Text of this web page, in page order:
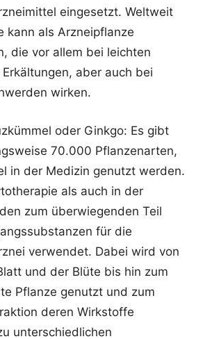
eingesetzt. Weltweit
kann als Arzneipflanze
die vor allem bei leichten
aber auch bei
wirken.
oder Ginkgo: Es gibt
70.000 Pflanzenarten,
in der Medizin genutzt werden.
als auch in der
zum überwiegenden Teil
für die
verwendet. Dabei wird von
und der Blüte bis hin zum
Pflanze genutzt und zum
deren Wirkstoffe
unterschiedlichen